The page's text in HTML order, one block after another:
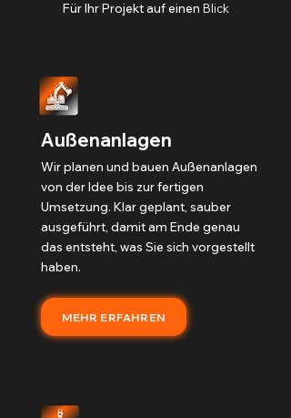
Für Ihr Projekt auf einen Blick
Außenanlagen
Wir planen und bauen Außenanlagen
von der Idee bis zur fertigen
Umsetzung. Klar geplant, sauber
ausgeführt, damit am Ende genau
das entsteht, was Sie sich vorgestellt
haben.
MEHR ERFAHREN